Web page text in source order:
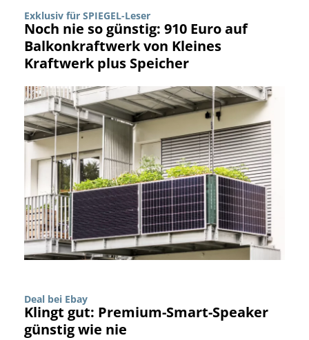
Exklusiv für SPIEGEL-Leser
Noch nie so günstig: 910 Euro auf
Balkonkraftwerk von Kleines
Kraftwerk plus Speicher
Deal bei Ebay
Klingt gut: Premium-Smart-Speaker
günstig wie nie